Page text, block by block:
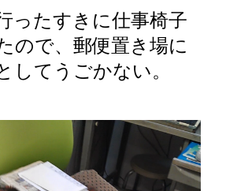
ったすきに仕事椅子
ので、郵便置き場に
してうごかない。